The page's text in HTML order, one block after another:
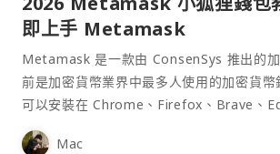
即上手 Metamask
Metamask 是一款由 ConsenSys 推出的
前是加密貨幣業界中最多人使用的加密貨
可以安裝在 Chrome、Firefox、Brave、
為插件使用，具備許多功能且使用上非常方
Mac